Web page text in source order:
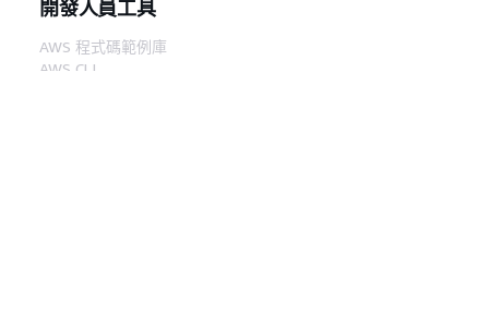
開發人員工具
AWS 程式碼範例庫
AWS CLI